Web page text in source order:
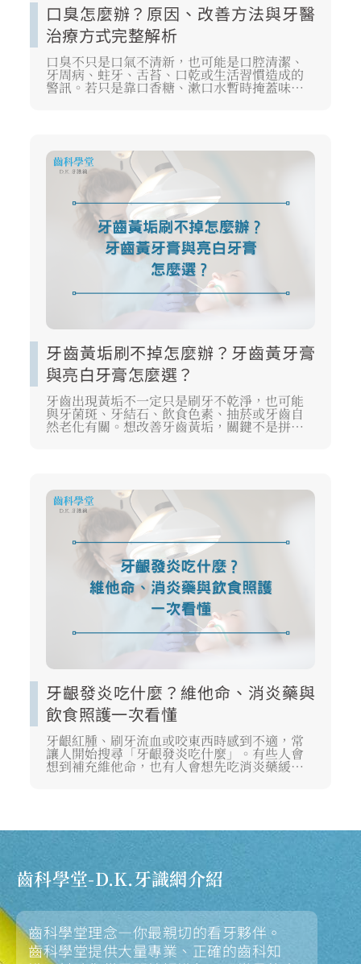
口臭怎麼辦？原因、改善方法與牙醫
治療方式完整解析
口臭不只是口氣不清新，也可能是口腔清潔、
牙周病、蛀牙、舌苔、口乾或生活習慣造成的
警訊。若只是靠口香糖、漱口水暫時掩蓋味
牙齒黃垢刷不掉怎麼辦？牙齒黃牙膏
與亮白牙膏怎麼選？
牙齒出現黃垢不一定只是刷牙不乾淨，也可能
與牙菌斑、牙結石、飲食色素、抽菸或牙齒自
然老化有關。想改善牙齒黃垢，關鍵不是拼命
用力刷，而是先判斷黃垢來源，再選擇適合的
牙齦發炎吃什麼？維他命、消炎藥與
飲食照護一次看懂
牙齦紅腫、刷牙流血或咬東西時感到不適，常
讓人開始搜尋「牙齦發炎吃什麼」。有些人會
想到補充維他命，也有人會想先吃消炎藥緩解
以及消炎藥使用時需要注意的原則。
齒科學堂-D.K.牙識網介紹
齒科學堂理念—你最親切的看牙夥伴。
齒科學堂提供大量專業、正確的齒科知